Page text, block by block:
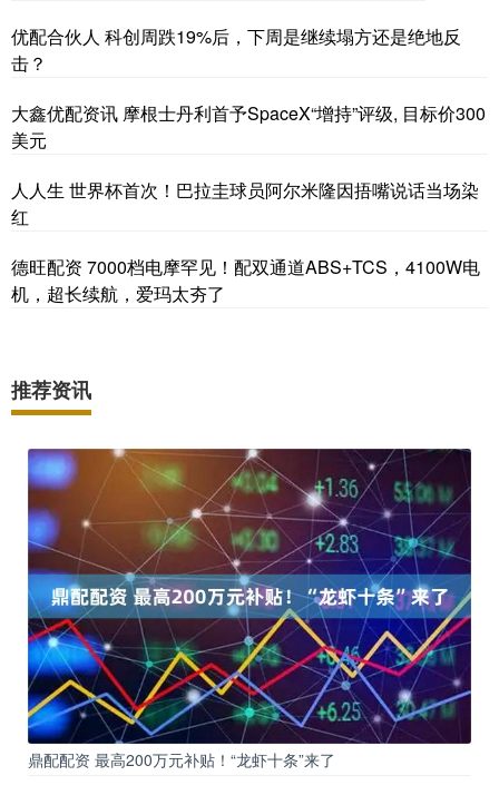
优配合伙人 科创周跌19%后，下周是继续塌方还是绝地反
击？
大鑫优配资讯 摩根士丹利首予SpaceX“增持”评级, 目标价300
美元
人人生 世界杯首次！巴拉圭球员阿尔米隆因捂嘴说话当场染
红
德旺配资 7000档电摩罕见！配双通道ABS+TCS，4100W电
机，超长续航，爱玛太夯了
推荐资讯
鼎配配资 最高200万元补贴！“龙虾十条”来了